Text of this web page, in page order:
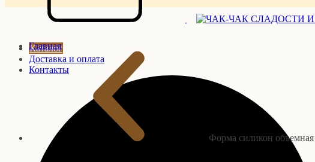
Каталог
Доставка и оплата
Контакты
Главная
Форма силикон